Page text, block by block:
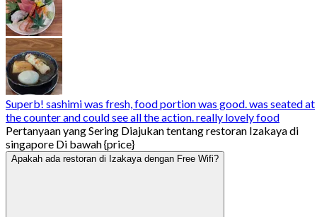
Superb! sashimi was fresh, food portion was good. was seated at
the counter and could see all the action. really lovely food
Pertanyaan yang Sering Diajukan tentang restoran Izakaya di
singapore Di bawah {price}
Apakah ada restoran di Izakaya dengan Free Wifi?